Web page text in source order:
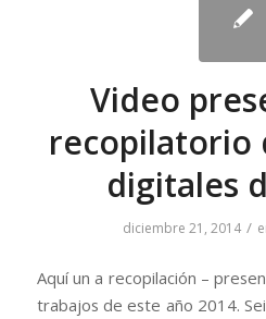
Video
recopilatorio
digitales
diciembre 21, 2014 /
Aquí un a recopilación –
trabajos de este año 2014.